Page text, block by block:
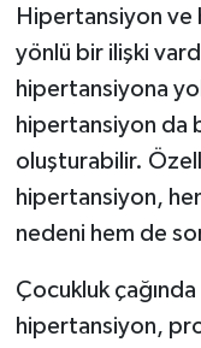
Hipertansiyon ve
yönlü bir ilişki
hipertansiyona
hipertansiyon da
oluşturabilir.
hipertansiyon,
nedeni hem de
Çocukluk
hipertansiyon,